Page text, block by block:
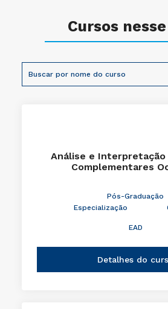
Cursos
Análise e Interpretação
Complementares
Pós-Graduação
Especialização
EAD
Detalhes do